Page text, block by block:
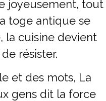
joyeusement, tout
toge antique se
la cuisine devient
résister.
et des mots, La
gens dit la force